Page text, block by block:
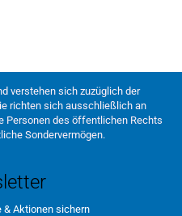
verstehen sich zuzüglich der
richten sich ausschließlich an
Personen des öffentlichen Rechts
Sondervermögen.
& Aktionen sichern